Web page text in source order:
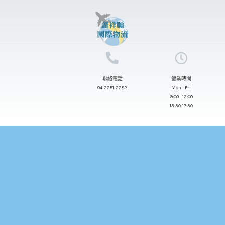
聯絡電話
04-2251-2282
營業時間
Mon - Fri
9:00 - 12:00
13:30-17:30